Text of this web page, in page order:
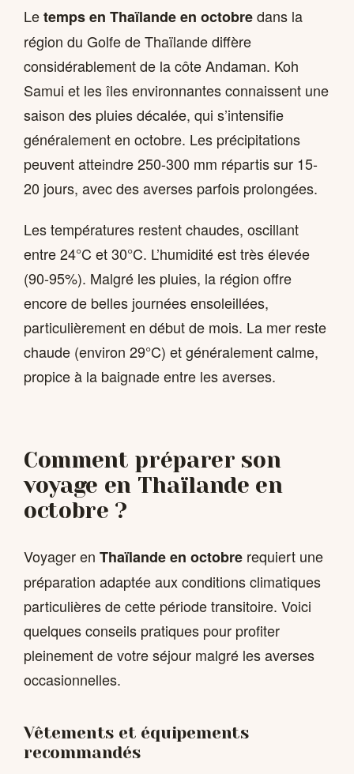
Letemps en Thaïlande en octobredans la
région du Golfe de Thaïlande diffère
considérablement de la côte Andaman. Koh
Samui et les îles environnantes connaissent une
saison des pluies décalée, qui s’intensifie
généralement en octobre. Les précipitations
peuvent atteindre 250-300 mm répartis sur 15-
20 jours, avec des averses parfois prolongées.
Les températures restent chaudes, oscillant
entre 24°C et 30°C. L’humidité est très élevée
(90-95%). Malgré les pluies, la région offre
encore de belles journées ensoleillées,
particulièrement en début de mois. La mer reste
chaude (environ 29°C) et généralement calme,
propice à la baignade entre les averses.
Comment préparer son
voyage en Thaïlande en
octobre ?
Voyager en Thaïlande en octobre requiert une
préparation adaptée aux conditions climatiques
particulières de cette période transitoire. Voici
quelques conseils pratiques pour profiter
pleinement de votre séjour malgré les averses
occasionnelles.
Vêtements et équipements
recommandés